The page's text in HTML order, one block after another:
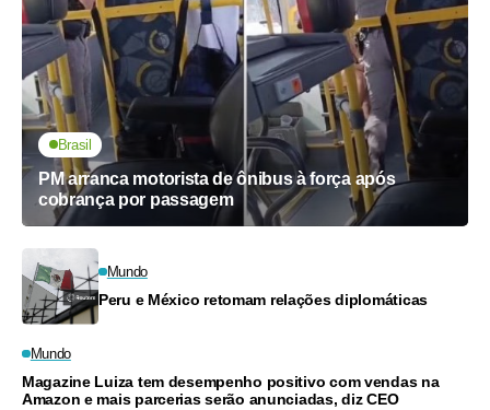
Brasil
PM arranca motorista de ônibus à força após
cobrança por passagem
Mundo
Peru e México retomam relações diplomáticas
Mundo
Magazine Luiza tem desempenho positivo com vendas na
Amazon e mais parcerias serão anunciadas, diz CEO